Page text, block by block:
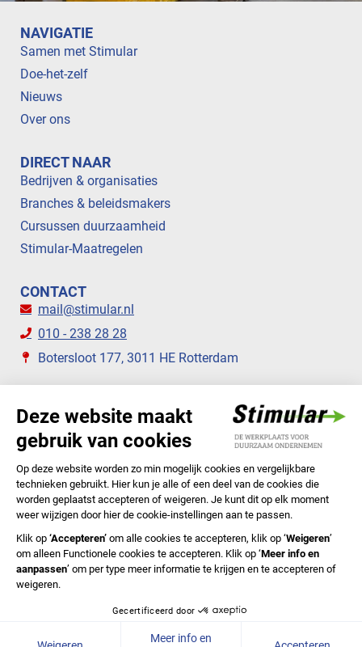
NAVIGATIE
Samen met Stimular
Doe-het-zelf
Nieuws
Over ons
DIRECT NAAR
Bedrijven & organisaties
Branches & beleidsmakers
Cursussen duurzaamheid
Stimular-Maatregelen
CONTACT
mail@stimular.nl
010 - 238 28 28
Botersloot 177, 3011 HE Rotterdam
STIMULAR NIEUWSBRIEVEN
ABONNEER NU
Privacyverklaring Cookiebeleid Colofon Disclaimer
In English
© 2020 Stichting Stimular